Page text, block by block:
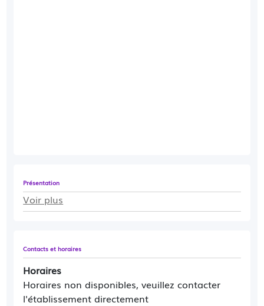
Présentation
Voir plus
Contacts et horaires
Horaires
Horaires non disponibles, veuillez contacter
l'établissement directement